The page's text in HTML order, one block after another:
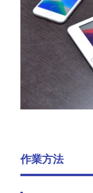
作業方法